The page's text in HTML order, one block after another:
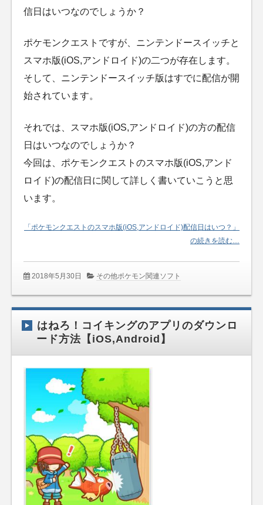
信日はいつなのでしょうか？
ポケモンクエストですが、ニンテンドースイッチと
スマホ版(iOS,アンドロイド)の二つが存在します。
そして、ニンテンドースイッチ版はすでに配信が開
始されています。
それでは、スマホ版(iOS,アンドロイド)の方の配信
日はいつなのでしょうか？
今回は、ポケモンクエストのスマホ版(iOS,アンド
ロイド)の配信日に関して詳しく書いていこうと思
います。
「ポケモンクエストのスマホ版(iOS,アンドロイド)配信日はいつ？」
の続きを読む…
2018年5月30日 その他ポケモン関連ソフト
はねろ！コイキングのアプリのダウンロ
ード方法【iOS,Android】